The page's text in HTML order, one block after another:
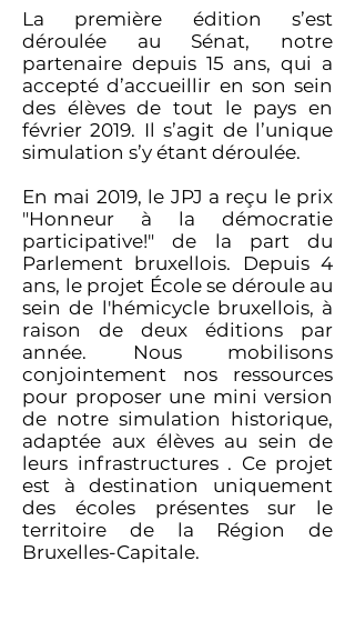
La première édition s’est
déroulée au Sénat, notre
partenaire depuis 15 ans, qui a
accepté d’accueillir en son sein
des élèves de tout le pays en
février 2019. Il s’agit de l’unique
simulation s’y étant déroulée.
En mai 2019, le JPJ a reçu le prix
"Honneur à la démocratie
participative!" de la part du
Parlement bruxellois. Depuis 4
ans, le projet École se déroule au
sein de l'hémicycle bruxellois, à
raison de deux éditions par
année. Nous mobilisons
conjointement nos ressources
pour proposer une mini version
de notre simulation historique,
adaptée aux élèves au sein de
leurs infrastructures . Ce projet
est à destination uniquement
des écoles présentes sur le
territoire de la Région de
Bruxelles-Capitale.